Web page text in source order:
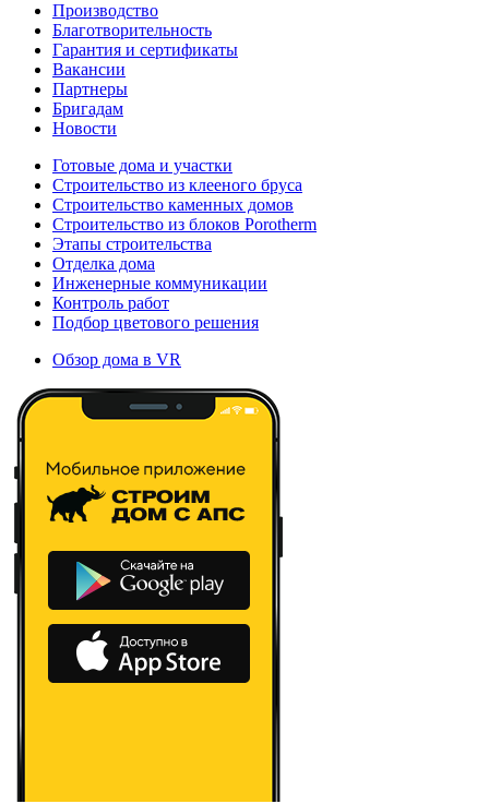
Производство
Благотворительность
Гарантия и сертификаты
Вакансии
Партнеры
Бригадам
Новости
Готовые дома и участки
Строительство из клееного бруса
Строительство каменных домов
Строительство из блоков Porotherm
Этапы строительства
Отделка дома
Инженерные коммуникации
Контроль работ
Подбор цветового решения
Обзор дома в VR